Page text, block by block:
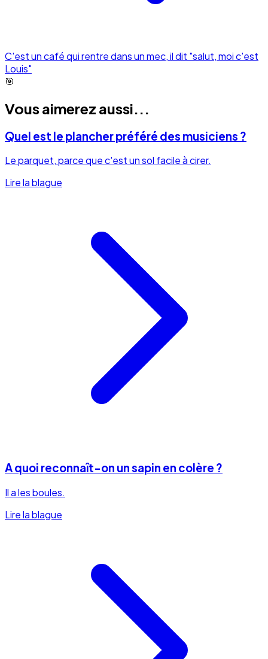
C'est un café qui rentre dans un mec, il dit "salut, moi c'est
Louis"
🎯
Vous aimerez aussi...
Quel est le plancher préféré des musiciens ?
Le parquet, parce que c'est un sol facile à cirer.
Lire la blague
A quoi reconnaît-on un sapin en colère ?
Il a les boules.
Lire la blague